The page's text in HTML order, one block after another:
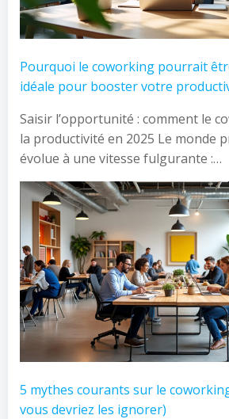
Pourquoi le coworking pourrait
idéale pour booster votre
Saisir l’opportunité : comment le
la productivité en 2025 Le monde
évolue à une vitesse fulgurante :…
5 mythes courants sur le
vous devriez les ignorer)